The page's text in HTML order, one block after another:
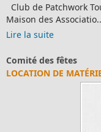
Club de Patchwork
Maison des
Lire la suite
Comité des fêtes
LOCATION DE